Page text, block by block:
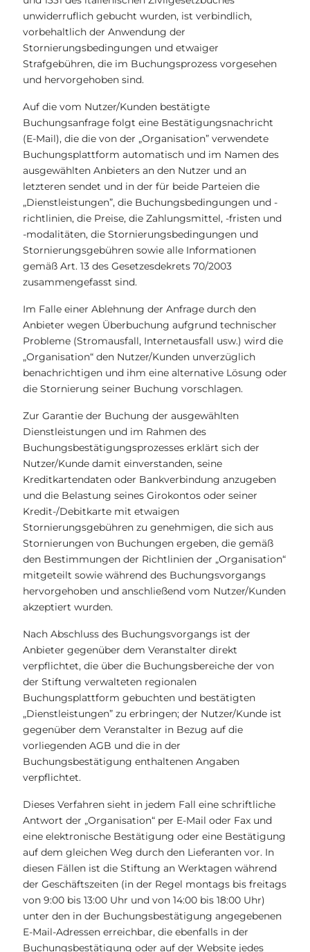
unwiderruflich gebucht wurden, ist verbindlich,
vorbehaltlich der Anwendung der
Stornierungsbedingungen und etwaiger
Strafgebühren, die im Buchungsprozess vorgesehen
und hervorgehoben sind.
Auf die vom Nutzer/Kunden bestätigte
Buchungsanfrage folgt eine Bestätigungsnachricht
(E-Mail), die die von der „Organisation” verwendete
Buchungsplattform automatisch und im Namen des
ausgewählten Anbieters an den Nutzer und an
letzteren sendet und in der für beide Parteien die
„Dienstleistungen”, die Buchungsbedingungen und -
richtlinien, die Preise, die Zahlungsmittel, -fristen und
-modalitäten, die Stornierungsbedingungen und
Stornierungsgebühren sowie alle Informationen
gemäß Art. 13 des Gesetzesdekrets 70/2003
zusammengefasst sind.
Im Falle einer Ablehnung der Anfrage durch den
Anbieter wegen Überbuchung aufgrund technischer
Probleme (Stromausfall, Internetausfall usw.) wird die
„Organisation“ den Nutzer/Kunden unverzüglich
benachrichtigen und ihm eine alternative Lösung oder
die Stornierung seiner Buchung vorschlagen.
Zur Garantie der Buchung der ausgewählten
Dienstleistungen und im Rahmen des
Buchungsbestätigungsprozesses erklärt sich der
Nutzer/Kunde damit einverstanden, seine
Kreditkartendaten oder Bankverbindung anzugeben
und die Belastung seines Girokontos oder seiner
Kredit-/Debitkarte mit etwaigen
Stornierungsgebühren zu genehmigen, die sich aus
Stornierungen von Buchungen ergeben, die gemäß
den Bestimmungen der Richtlinien der „Organisation“
mitgeteilt sowie während des Buchungsvorgangs
hervorgehoben und anschließend vom Nutzer/Kunden
akzeptiert wurden.
Nach Abschluss des Buchungsvorgangs ist der
Anbieter gegenüber dem Veranstalter direkt
verpflichtet, die über die Buchungsbereiche der von
der Stiftung verwalteten regionalen
Buchungsplattform gebuchten und bestätigten
„Dienstleistungen” zu erbringen; der Nutzer/Kunde ist
gegenüber dem Veranstalter in Bezug auf die
vorliegenden AGB und die in der
Buchungsbestätigung enthaltenen Angaben
verpflichtet.
Dieses Verfahren sieht in jedem Fall eine schriftliche
Antwort der „Organisation“ per E-Mail oder Fax und
eine elektronische Bestätigung oder eine Bestätigung
auf dem gleichen Weg durch den Lieferanten vor. In
diesen Fällen ist die Stiftung an Werktagen während
der Geschäftszeiten (in der Regel montags bis freitags
von 9:00 bis 13:00 Uhr und von 14:00 bis 18:00 Uhr)
unter den in der Buchungsbestätigung angegebenen
E-Mail-Adressen erreichbar, die ebenfalls in der
Buchungsbestätigung oder auf der Website jedes